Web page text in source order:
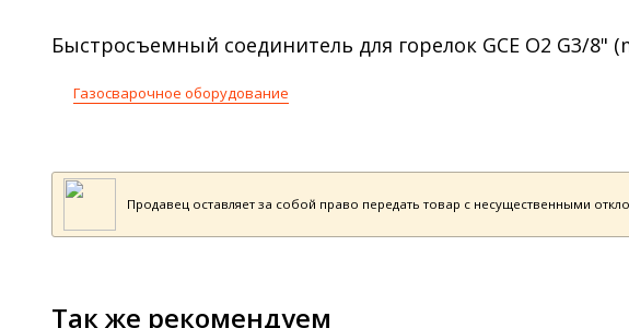
Быстросъемный соединитель для горелок GCE O2 G3/8"
Газосварочное оборудование
Продавец оставляет за собой право передать товар с несущественными
Так же рекомендуем